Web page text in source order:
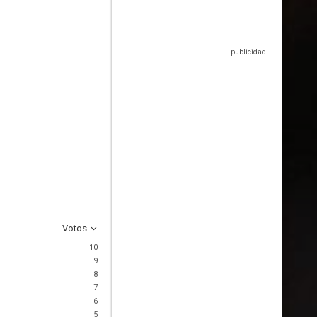
Votos
10
9
8
7
6
5